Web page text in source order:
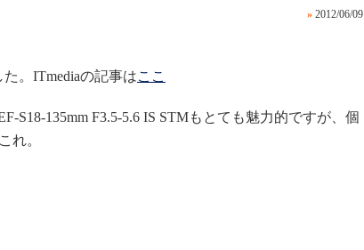
» 2012/06/09
。ITmediaの記事はここ
S18-135mm F3.5-5.6 IS STMもとても魅力的ですが、個
れ。